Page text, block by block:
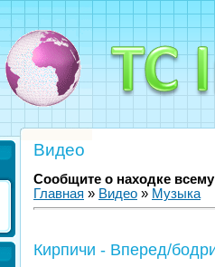
Видео
Сообщите о находке
Главная » Видео » Музыка
Кирпичи - Вперед/